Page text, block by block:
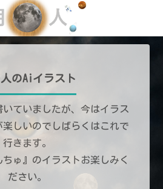
のAiイラスト
ていましたが、今はイラス
楽しいのでしばらくはこれで
行きます。
ゅ』のイラストお楽しみく
ださい。